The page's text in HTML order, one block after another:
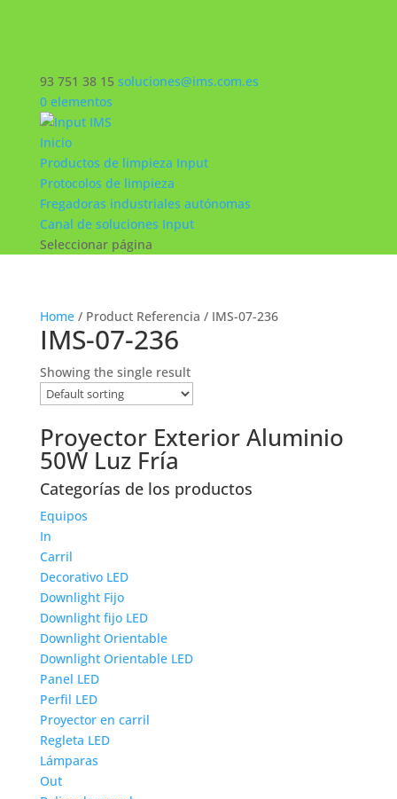
93 751 38 15 soluciones@ims.com.es
0 elementos
Inicio
Productos de limpieza Input
Protocolos de limpieza
Fregadoras industriales autónomas
Canal de soluciones Input
Seleccionar página
Home/ Product Referencia / IMS-07-236
IMS-07-236
Showing the single result
Proyector Exterior Aluminio
50W Luz Fría
Categorías de los productos
Equipos
In
Carril
Decorativo LED
Downlight Fijo
Downlight fijo LED
Downlight Orientable
Downlight Orientable LED
Panel LED
Perfil LED
Proyector en carril
Regleta LED
Lámparas
Out